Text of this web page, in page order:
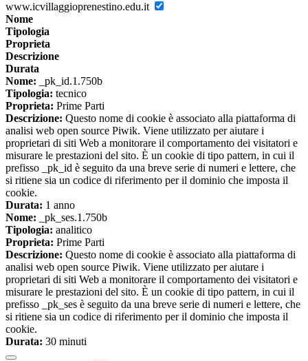
www.icvillaggioprenestino.edu.it
Nome
Tipologia
Proprieta
Descrizione
Durata
Nome: _pk_id.1.750b
Tipologia: tecnico
Proprieta: Prime Parti
Descrizione: Questo nome di cookie è associato alla piattaforma di
analisi web open source Piwik. Viene utilizzato per aiutare i
proprietari di siti Web a monitorare il comportamento dei visitatori e
misurare le prestazioni del sito. È un cookie di tipo pattern, in cui il
prefisso _pk_id è seguito da una breve serie di numeri e lettere, che
si ritiene sia un codice di riferimento per il dominio che imposta il
cookie.
Durata: 1 anno
Nome: _pk_ses.1.750b
Tipologia: analitico
Proprieta: Prime Parti
Descrizione: Questo nome di cookie è associato alla piattaforma di
analisi web open source Piwik. Viene utilizzato per aiutare i
proprietari di siti Web a monitorare il comportamento dei visitatori e
misurare le prestazioni del sito. È un cookie di tipo pattern, in cui il
prefisso _pk_ses è seguito da una breve serie di numeri e lettere, che
si ritiene sia un codice di riferimento per il dominio che imposta il
cookie.
Durata: 30 minuti